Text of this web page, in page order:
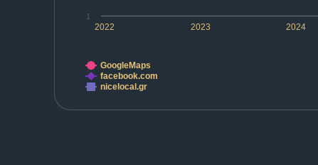
2022 2023 2024
1
GoogleMaps
facebook.com
nicelocal.gr